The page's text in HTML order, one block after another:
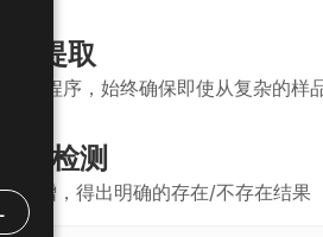
提取
制的程序，始终确保即使从复杂的
检测
扩增，得出明确的存在/不存在结果